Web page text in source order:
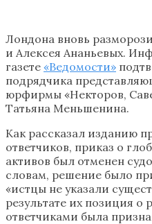
Лондона вновь
и Алексея Ананьевых.
газете «Ведомости»
подрядчика
юрфирмы «Некторов,
Татьяна Меньшенина.
Как рассказал изданию
ответчиков, приказ о
активов был отменен
словам, решение было
«истцы не указали
результате их позиция о
ответчиками была